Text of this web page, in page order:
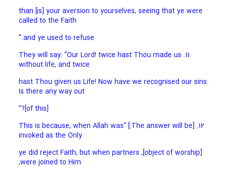
than [is] your aversion to yourselves, seeing that ye were
called to the Faith
and ye used to refuse.”
11. They will say: “Our Lord! twice hast Thou made us
without life, and twice
hast Thou given us Life! Now have we recognised our sins:
Is there any way out
[of this]?”
12. [The answer will be:] “This is because, when Allah was
invoked as the Only
[object of worship], ye did reject Faith, but when partners
were joined to Him,